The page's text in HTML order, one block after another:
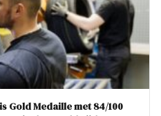
Gold Medaille met 84/100